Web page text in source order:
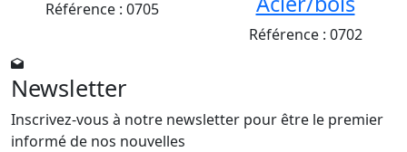
Référence : 0705
Référence : 0702
Newsletter
Inscrivez-vous à notre newsletter pour être le premier
informé de nos nouvelles